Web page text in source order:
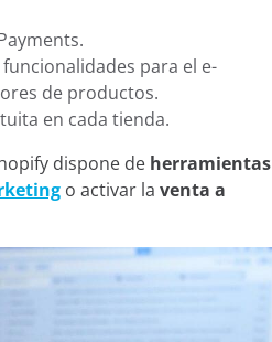
para el e-
de productos.
en cada tienda.
dispone de herramientas
o activar la venta a